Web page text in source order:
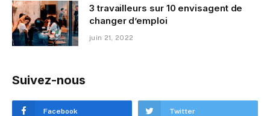
3 travailleurs sur 10 envisagent de
changer d’emploi
juin 21, 2022
Suivez-nous
Facebook Twitter